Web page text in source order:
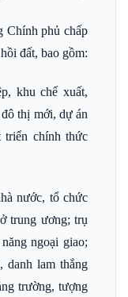
Chính phủ chấp
đất, bao gồm:
khu chế xuất,
thị mới, dự án
triển chính thức
nước, tổ chức
trung ương; trụ
ngoại giao;
danh lam thắng
trường, tượng